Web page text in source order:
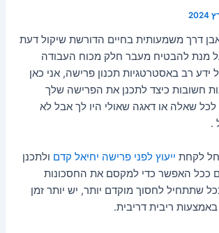
דרך משמעותית בחיים הדורשת שיקול דעת
מנת להבטיח מעבר חלק מכוח העבודה
רב באסטרטגיות תכנון פרישה, אני כאן
חשובות כיצד לתכנן את הפרישה שלך
לכל שאלה או דאגה שאולי היו לך אבל לא
.
לקחת ייעוץ לפני פרישה יחיאל קדם ולתכנן
ככל האפשר כדי למקסם את החסכונות
שתתחיל לחסוך מוקדם יותר, יש יותר זמן
ריבית דריבית.